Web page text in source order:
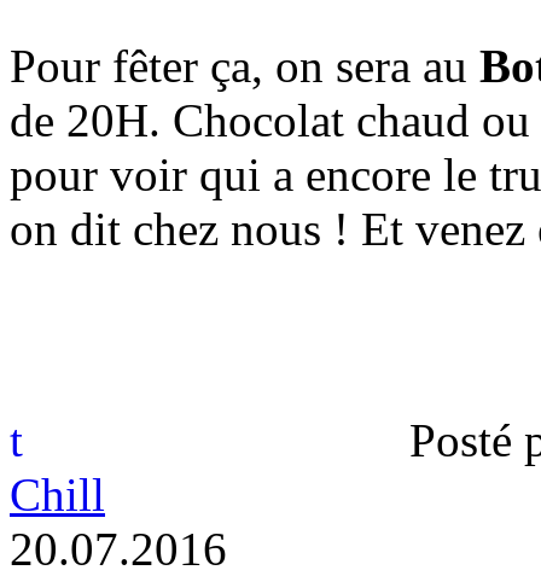
Pour fêter ça, on sera au
de 20H. Chocolat chaud
pour voir qui a encore le
on dit chez nous ! Et
t
Posté
Chill
20.07.2016